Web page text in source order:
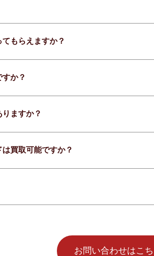
もらえますか？
か？
ますか？
買取可能ですか？
お問い合わせはこち